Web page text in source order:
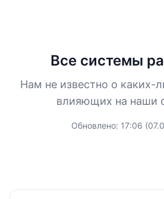
Все системы
Нам не известно о каких-
влияющих на наши
Обновлено: 17:06